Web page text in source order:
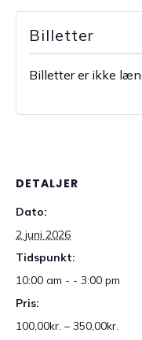
DETALJER
Dato:
2 juni 2026
Tidspunkt:
10:00 am - - 3:00 pm
Pris:
100,00kr. – 350,00kr.
Billetter
Billetter er ikke